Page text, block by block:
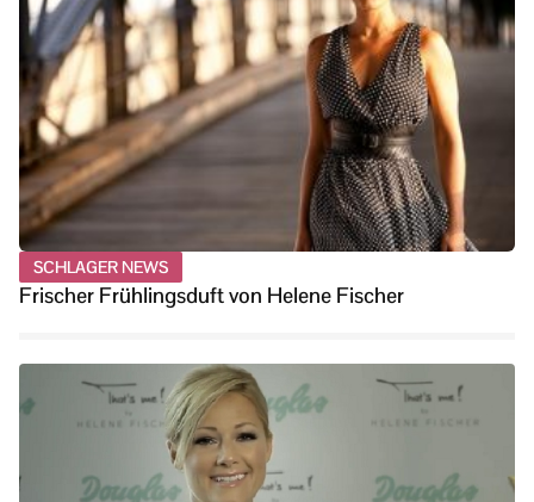
SCHLAGER NEWS
Frischer Frühlingsduft von Helene Fischer